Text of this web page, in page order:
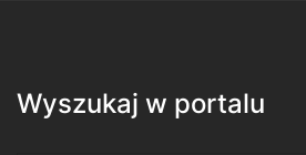
Wyszukaj w portalu